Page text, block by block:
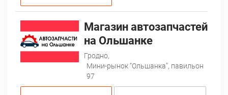
Магазин автозапчастей
на Ольшанке
Гродно,
Мини-рынок “Ольшанка”, павильон
97